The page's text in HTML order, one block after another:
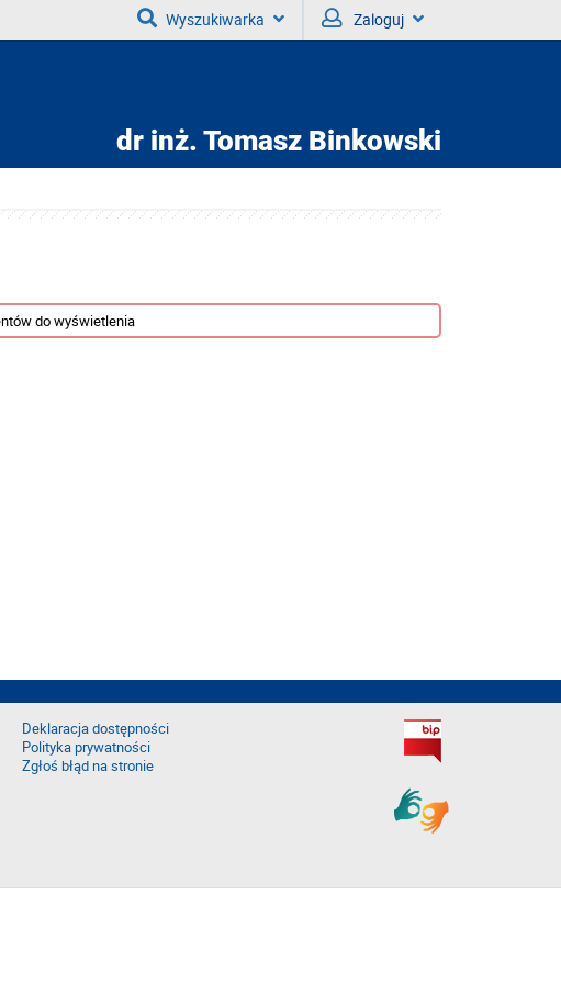
Wyszukiwarka Zaloguj
dr inż. Tomasz Binkowski
do wyświetlenia
Deklaracja dostępności
Polityka prywatności
Zgłoś błąd na stronie